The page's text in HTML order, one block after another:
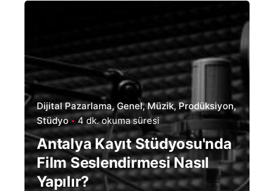
Dijital Pazarlama Genel Müzik Prodüksiyon
Stüdyo
4 dk. okuma süresi
Antalya Kayıt Stüdyosu'nda
Film Seslendirmesi Nasıl
Yapılır?